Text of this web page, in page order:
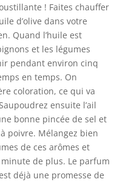
! Faites chauffer
d’olive dans votre
Quand l’huile est
et les légumes
pendant environ cinq
en temps. On
coloration, ce qui va
ensuite l’ail
bonne pincée de sel et
poivre. Mélangez bien
de ces arômes et
de plus. Le parfum
déjà une promesse de